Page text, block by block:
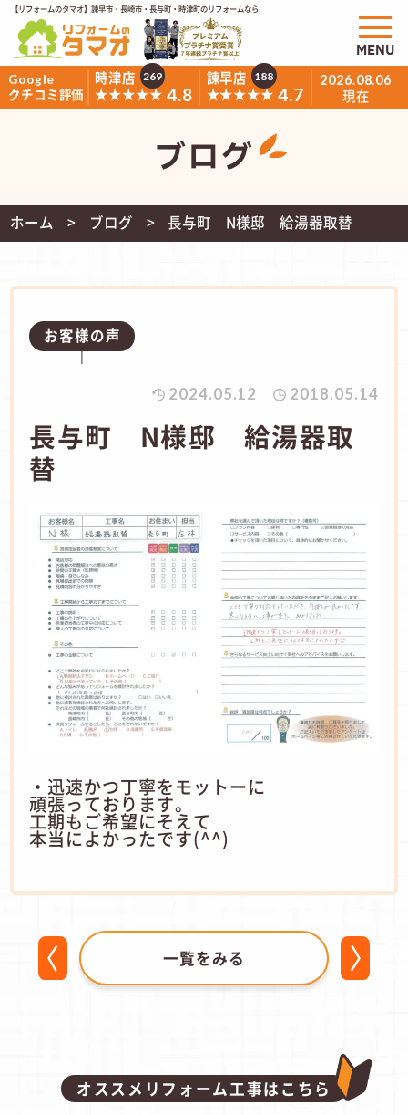
【リフォームのタマオ】諫早市・長崎市・長与町・時津町のリフォームなら
Google
クチコミ評価
時津店
★★★★★ 4.8
269
諫早店
★★★★★ 4.7
188 2026.08.06
現在
MENU
ブログ
ホーム ブログ 長与町 N様邸 給湯器取替
お客様の声
2024.05.12 2018.05.14
長与町 N様邸 給湯器取
替
・迅速かつ丁寧をモットーに
頑張っております。
工期もご希望にそえて
本当によかったです(^^)
一覧をみる
オススメリフォーム工事はこちら